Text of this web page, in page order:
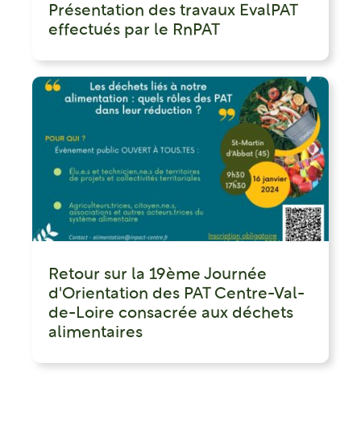
Présentation des travaux EvalPAT
effectués par le RnPAT
Retour sur la 19ème Journée
d'Orientation des PAT Centre-Val-
de-Loire consacrée aux déchets
alimentaires